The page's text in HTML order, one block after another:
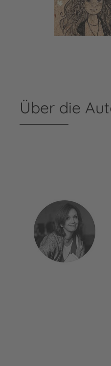
Über die